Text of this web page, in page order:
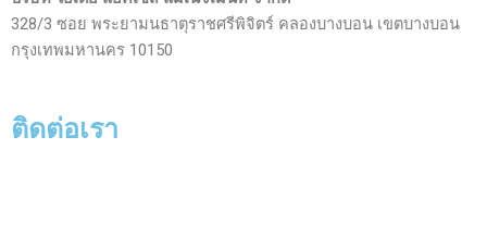
328/3 ซอย พระยามนธาตุราชศรีพิจิตร์ คลองบางบอน เขตบางบอน
กรุงเทพมหานคร 10150
ติดต่อเรา